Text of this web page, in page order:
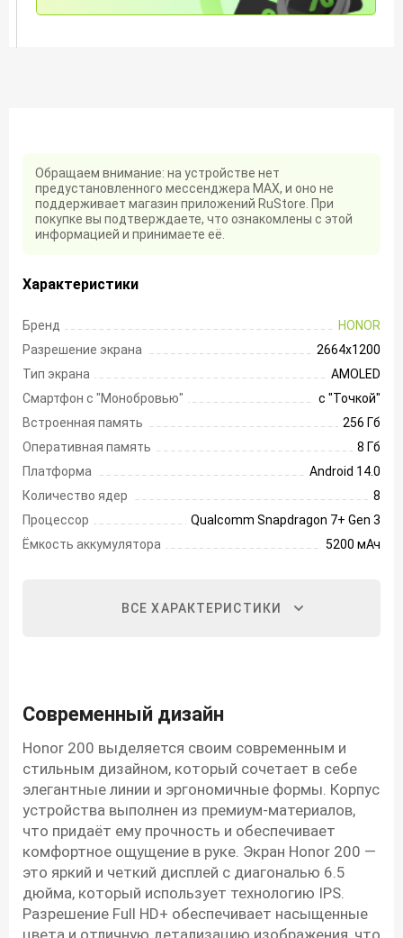
Обращаем внимание: на устройстве нет
предустановленного мессенджера MAX, и оно не
поддерживает магазин приложений RuStore. При
покупке вы подтверждаете, что ознакомлены с этой
информацией и принимаете её.
Характеристики
Бренд
HONOR
Разрешение экрана
2664х1200
Тип экрана
AMOLED
Смартфон с "Монобровью"
с "Точкой"
Встроенная память
256 Гб
Оперативная память
8 Гб
Платформа
Android 14.0
Количество ядер
8
Процессор
Qualcomm Snapdragon 7+ Gen 3
Ёмкость аккумулятора
5200 мАч
ВСЕ ХАРАКТЕРИСТИКИ
Современный дизайн
Honor 200 выделяется своим современным и
стильным дизайном, который сочетает в себе
элегантные линии и эргономичные формы. Корпус
устройства выполнен из премиум-материалов,
что придаёт ему прочность и обеспечивает
комфортное ощущение в руке. Экран Honor 200 —
это яркий и четкий дисплей с диагональю 6.5
дюйма, который использует технологию IPS.
Разрешение Full HD+ обеспечивает насыщенные